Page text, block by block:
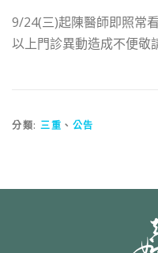
9/24(三)起陳醫師即照常
以上門診異動造成不便敬
分類: 三重 、 公告